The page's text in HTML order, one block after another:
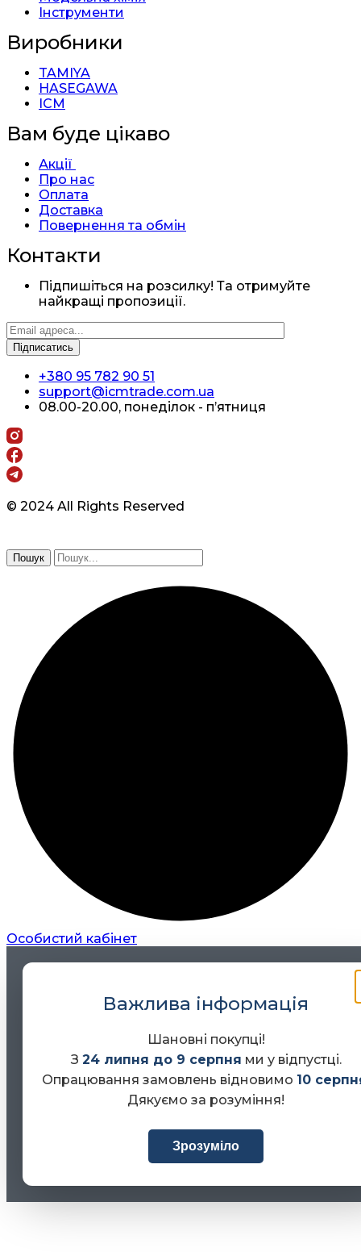
Інструменти
Виробники
TAMIYA
HASEGAWA
ICM
Вам буде цікаво
Акції
Про нас
Оплата
Доставка
Повернення та обмін
Контакти
Підпишіться на розсилку! Та отримуйте
найкращі пропозиції.
+380 95 782 90 51
support@icmtrade.com.ua
08.00-20.00, понеділок - п’ятниця
© 2024 All Rights Reserved
Пошук
Особистий кабінет
Важлива інформація
Шановні покупці!
З 24 липня до 9 серпня ми у відпустці.
Опрацювання замовлень відновимо 10
Дякуємо за розуміння!
Зрозуміло